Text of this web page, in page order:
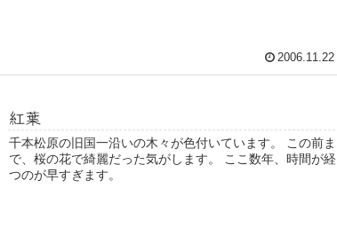
2006.11.22
紅葉
千本松原の旧国一沿いの木々が色付いています。 この前ま
で、桜の花で綺麗だった気がします。 ここ数年、時間が経
つのが早すぎます。